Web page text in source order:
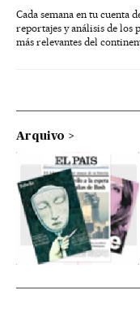
Cada semana en tu cuenta
reportajes y análisis de los
más relevantes del
Arquivo